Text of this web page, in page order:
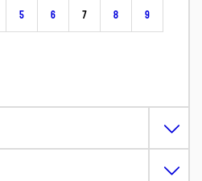
5 6 7 8 9